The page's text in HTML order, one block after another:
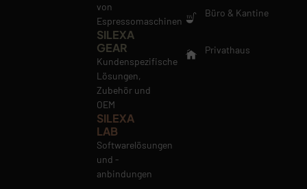
von
Espressomaschinen
SILEXA
GEAR
Kundenspezifische
Lösungen,
Zubehör und
OEM
SILEXA
LAB
Softwarelösungen
und -
anbindungen
Büro & Kantine
Privathaus